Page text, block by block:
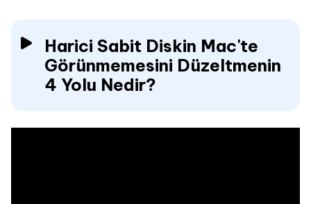
Harici Sabit Diskin Mac'te
Görünmemesini Düzeltmenin
4 Yolu Nedir?